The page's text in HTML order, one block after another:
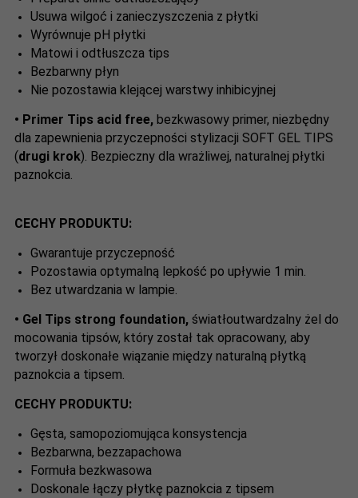
Usuwa wilgoć i zanieczyszczenia z płytki
Wyrównuje pH płytki
Matowi i odtłuszcza tips
Bezbarwny płyn
Nie pozostawia klejącej warstwy inhibicyjnej
• Primer Tips acid free, bezkwasowy primer, niezbędny
dla zapewnienia przyczepności stylizacji SOFT GEL TIPS
(drugi krok). Bezpieczny dla wrażliwej, naturalnej płytki
paznokcia.
CECHY PRODUKTU:
Gwarantuje przyczepność
Pozostawia optymalną lepkość po upływie 1 min.
Bez utwardzania w lampie.
• Gel Tips strong foundation, światłoutwardzalny żel do
mocowania tipsów, który został tak opracowany, aby
tworzył doskonałe wiązanie między naturalną płytką
paznokcia a tipsem.
CECHY PRODUKTU:
Gęsta, samopoziomująca konsystencja
Bezbarwna, bezzapachowa
Formuła bezkwasowa
Doskonale łączy płytkę paznokcia z tipsem